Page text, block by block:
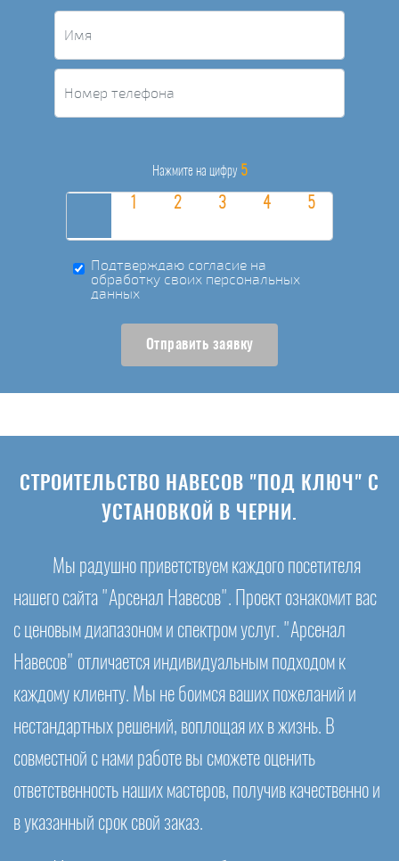
Нажмите на цифру 5
Подтверждаю согласие на
обработку своих персональных
данных
Отправить заявку
СТРОИТЕЛЬСТВО НАВЕСОВ "ПОД КЛЮЧ" С
УСТАНОВКОЙ В ЧЕРНИ.
Мы радушно приветствуем каждого посетителя
нашего сайта "Арсенал Навесов". Проект ознакомит вас
с ценовым диапазоном и спектром услуг. "Арсенал
Навесов" отличается индивидуальным подходом к
каждому клиенту. Мы не боимся ваших пожеланий и
нестандартных решений, воплощая их в жизнь. В
совместной с нами работе вы сможете оценить
ответственность наших мастеров, получив качественно и
в указанный срок свой заказ.